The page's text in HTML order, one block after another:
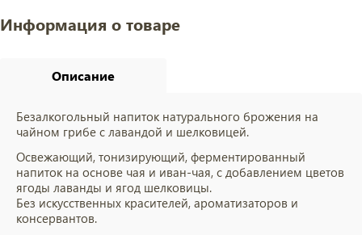
Информация о товаре
Описание
Безалкогольный напиток натурального брожения на
чайном грибе с лавандой и шелковицей.
Освежающий, тонизирующий, ферментированный
напиток на основе чая и иван-чая, с добавлением цветов
ягоды лаванды и ягод шелковицы.
Без искусственных красителей, ароматизаторов и
консервантов.